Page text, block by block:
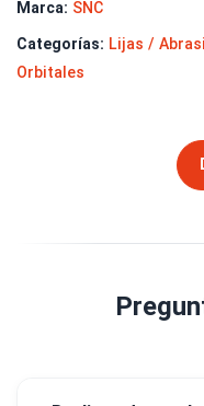
Marca: SNC
Categorías: Lijas /
Orbitales